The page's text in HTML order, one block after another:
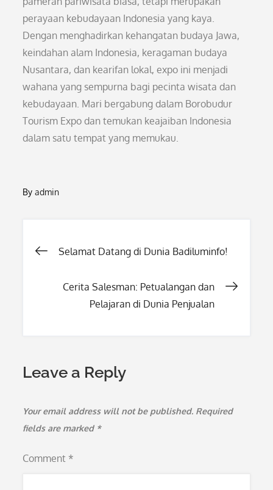
perayaan kebudayaan Indonesia yang kaya.
Dengan menghadirkan kehangatan budaya Jawa,
keindahan alam Indonesia, keragaman budaya
Nusantara, dan kearifan lokal, expo ini menjadi
wahana yang sempurna bagi pecinta wisata dan
kebudayaan. Mari bergabung dalam Borobudur
Tourism Expo dan temukan keajaiban Indonesia
dalam satu tempat yang memukau.
Byadmin
Post
navigation
Selamat Datang di Dunia Badiluminfo!
Cerita Salesman: Petualangan dan
Pelajaran di Dunia Penjualan
Leave a Reply
Your email address will not be published. Required
fields are marked *
Comment *